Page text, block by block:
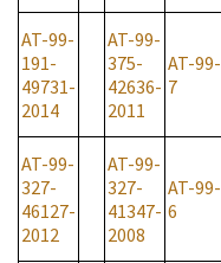
AT-99-
191-
49731-
2014
AT-99-
375-
42636-
2011
AT-99-
7
AT-99-
327-
46127-
2012
AT-99-
327-
41347-
2008
AT-99-
6